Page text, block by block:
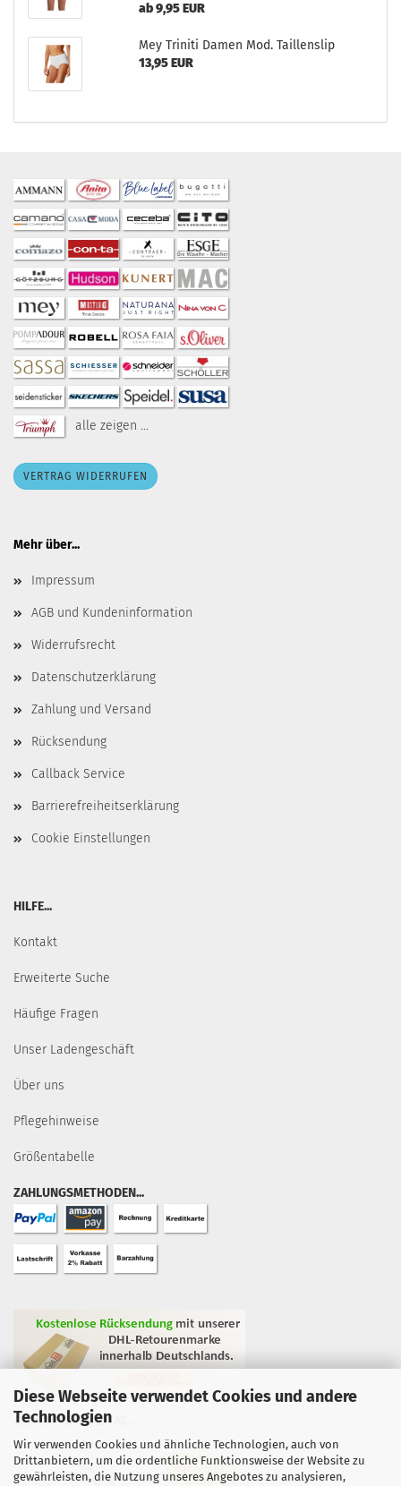
Diese Webseite verwendet Cookies und andere
Technologien
Wir verwenden Cookies und ähnliche Technologien, auch von
Drittanbietern, um die ordentliche Funktionsweise der Website zu
gewährleisten, die Nutzung unseres Angebotes zu analysieren,
ab 9,95 EUR
Mey Triniti Damen Mod. Taillenslip
13,95 EUR
alle zeigen ...
VERTRAG WIDERRUFEN
Mehr über...
Impressum
AGB und Kundeninformation
Widerrufsrecht
Datenschutzerklärung
Zahlung und Versand
Rücksendung
Callback Service
Barrierefreiheitserklärung
Cookie Einstellungen
HILFE...
Kontakt
Erweiterte Suche
Häufige Fragen
Unser Ladengeschäft
Über uns
Pflegehinweise
Größentabelle
ZAHLUNGSMETHODEN...
GEPRÜFTE QUALITÄT...